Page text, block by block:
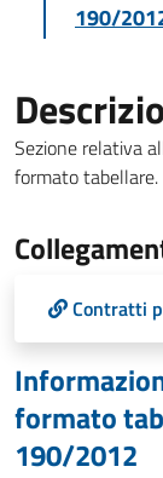
190/
Sezione relativa
formato tabellare.
Contratti
formato
190/2012